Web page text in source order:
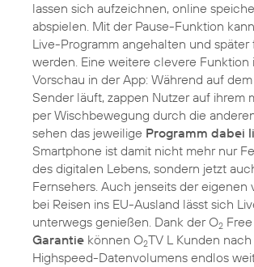
lassen sich aufzeichnen, online
abspielen. Mit der Pause-Funktion
Live-Programm angehalten und
werden. Eine weitere clevere Funktion
Vorschau in der App: Während auf
Sender läuft, zappen Nutzer auf ihrem
per Wischbewegung durch die
sehen das jeweilige Programm dabei
Smartphone ist damit nicht mehr nur
des digitalen Lebens, sondern jetzt
Fernsehers. Auch jenseits der eigenen
bei Reisen ins EU-Ausland lässt sich
unterwegs genießen. Dank der O2 Free
Garantie können O2TV L Kunden
Highspeed-Datenvolumens endlos